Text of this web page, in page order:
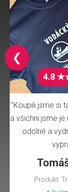
4.8
"Koupili jsme si
a všichni jsme je
odolné a
Produkt:
❮